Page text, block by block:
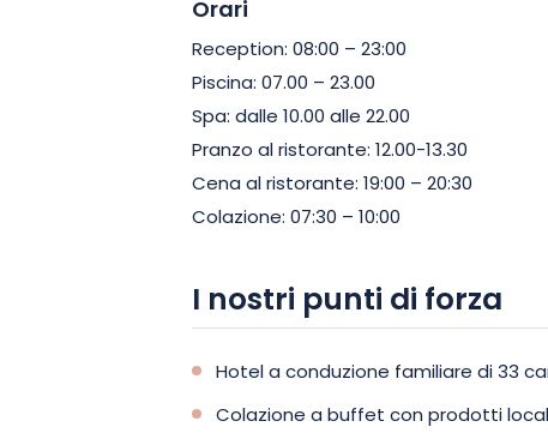
Orari
Reception: 08:00 – 23:00
Piscina: 07.00 – 23.00
Spa: dalle 10.00 alle 22.00
Pranzo al ristorante: 12.00-13.30
Cena al ristorante: 19:00 – 20:30
Colazione: 07:30 – 10:00
I nostri punti di forza
Hotel a conduzione familiare di 33
Colazione a buffet con prodotti